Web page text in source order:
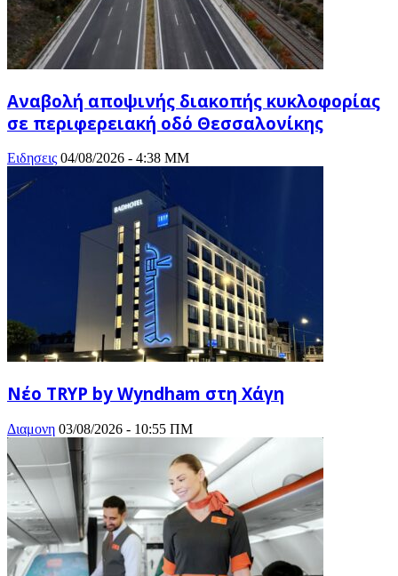
Αναβολή αποψινής διακοπής κυκλοφορίας
σε περιφερειακή οδό Θεσσαλονίκης
Ειδησεις 04/08/2026 - 4:38 ΜΜ
Νέο TRYP by Wyndham στη Χάγη
Διαμονη 03/08/2026 - 10:55 ΠΜ